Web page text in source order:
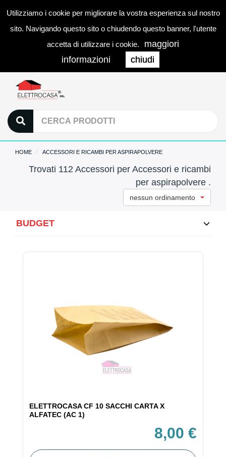
Utilizziamo i cookie per migliorare la vostra esperienza sul nostro
sito. Navigando questo sito o chiudendo questo banner, l'utente
accetta di utilizzare i cookie.
maggiori
informazioni
chiudi
0
HOME ACCESSORI E RICAMBI PER ASPIRAPOLVERE
Trovati 112 Accessori per Accessori e ricambi
per aspirapolvere .
nessun ordinamento
BUDGET
ELETTROCASA CF 10 SACCHI CARTA X
ALFATEC (AC 1)
8,00 €